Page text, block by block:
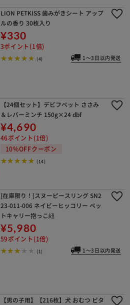
LION PETKISS 歯みがきシート アップ
ルの香り 30枚入り
¥330
3ポイント(1倍)
(4) 1～3日以内発送
【24個セット】デビフペット ささみ
＆レバーミンチ 150g×24 dbf
¥4,690
46ポイント(1倍)
10%OFFクーポン
(14)
[在庫限り！]スヌーピースリング SN2
23-011-006 ネイビーヒッコリー ペッ
トキャリー抱っこ紐
¥5,980
59ポイント(1倍)
(1) 1～3日以内発送
【男の子用】【216枚】犬 おむつ ピタ